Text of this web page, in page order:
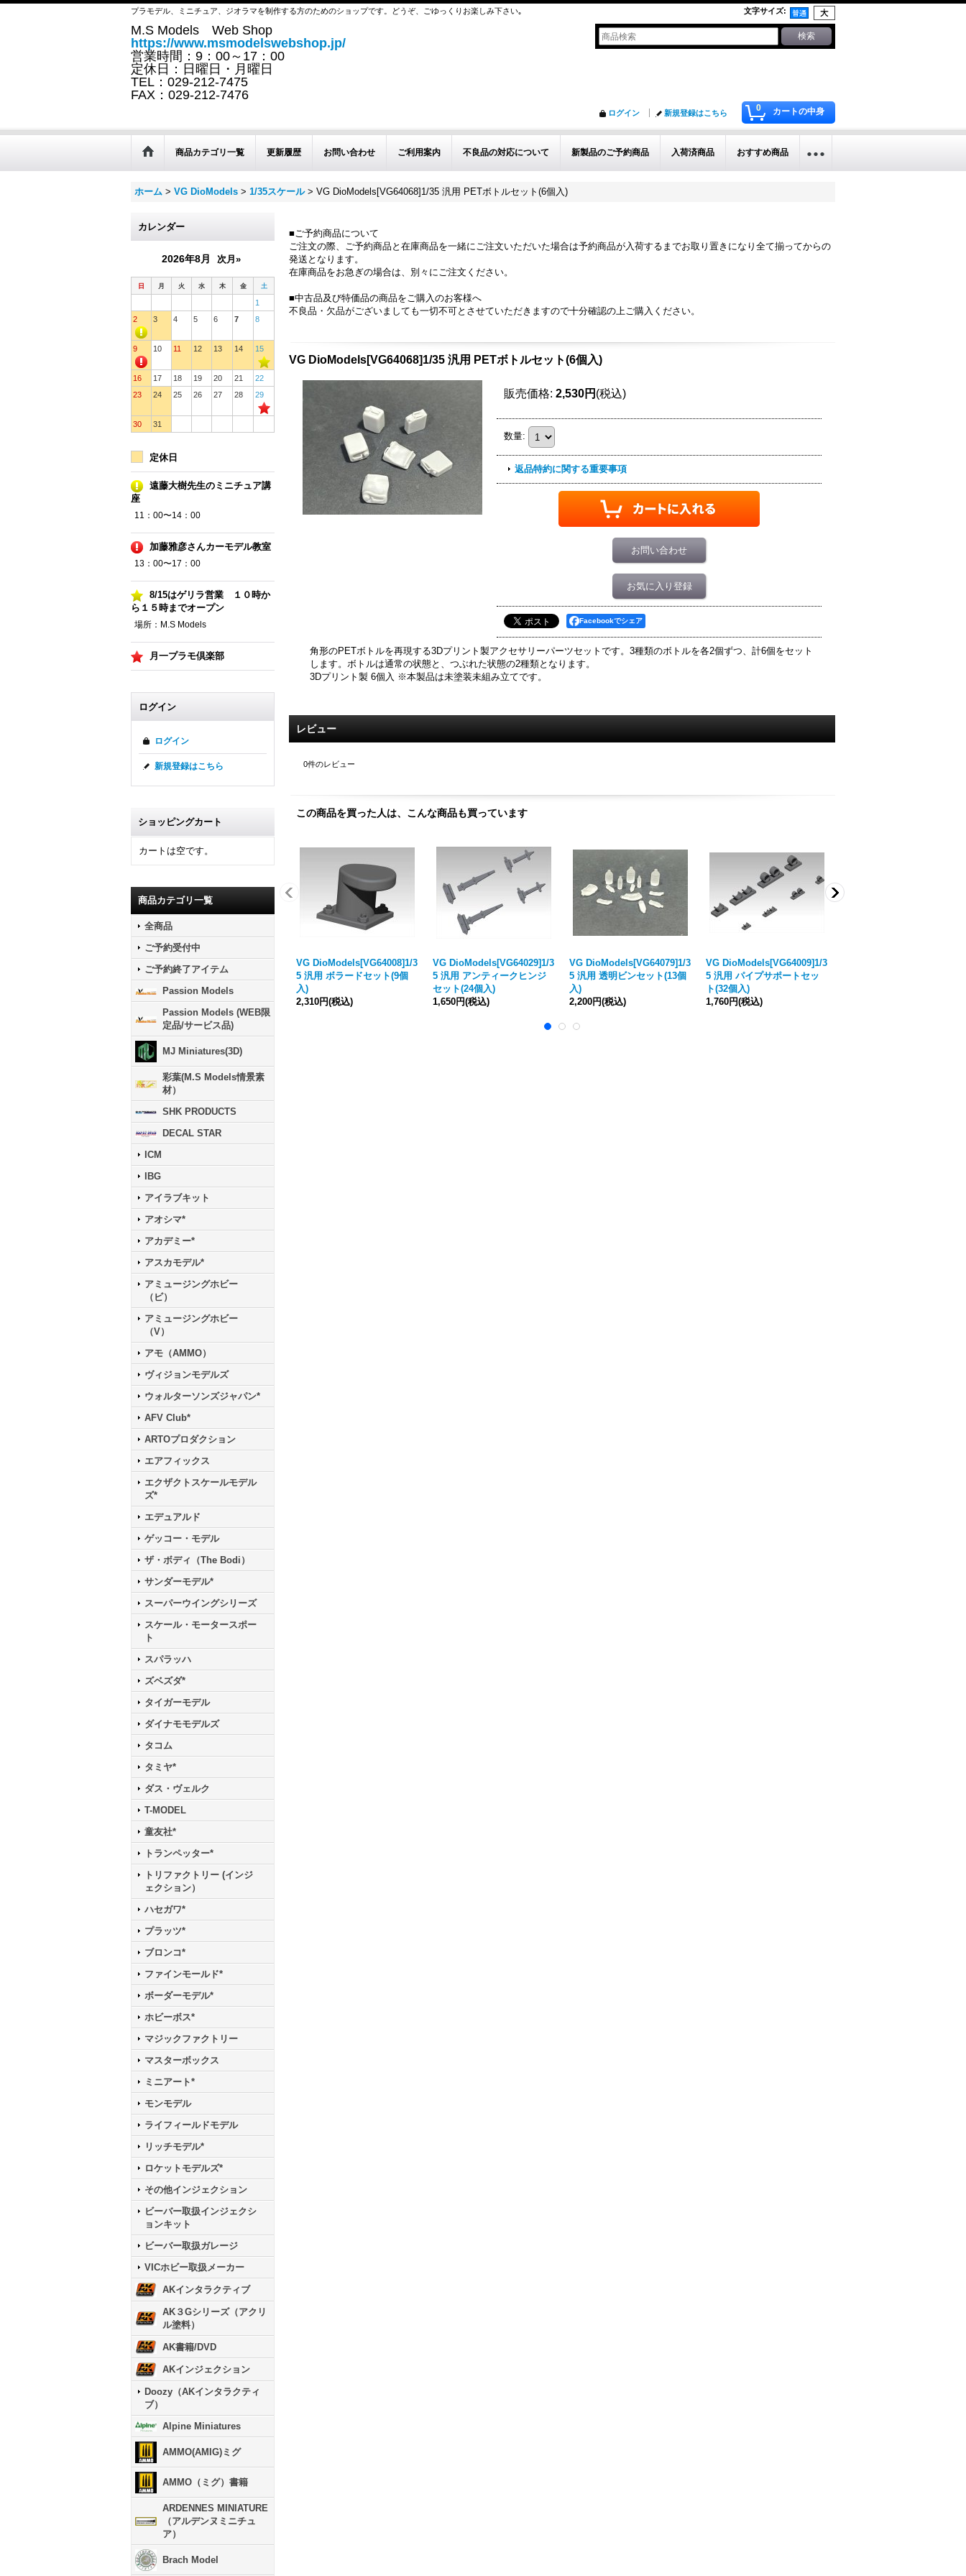
プラモデル、ミニチュア、ジオラマを制作する方のためのショップです。どうぞ、ごゆっくりお楽しみ下さい｡ 文字サイズ:
M.S Models Web Shop
https://www.msmodelswebshop.jp/
営業時間：9：00～17：00
定休日：日曜日・月曜日
TEL：029-212-7475
FAX：029-212-7476
0 カートの中身
ログイン 新規登録はこちら
商品カテゴリ一覧 更新履歴 お問い合わせ ご利用案内 不良品の対応について 新製品のご予約商品 入荷済商品 おすすめ商品
ホーム > VG DioModels > 1/35スケール > VG DioModels[VG64068]1/35 汎用 PETボトルセット(6個入)
カレンダー
2026年8月 次月»
日 月 火 水 木 金 土
1
2
3 4 5 6 7 8
9 10 11 12 13 14 15
16 17 18 19 20 21
22
23
24 25 26 27 28 29
30 31
定休日
遠藤大樹先生のミニチュア講
座
11：00〜14：00
加藤雅彦さんカーモデル教室
13：00〜17：00
8/15はゲリラ営業 １０時か
ら１５時までオープン
場所：M.S Models
月一プラモ倶楽部
ログイン
ログイン
新規登録はこちら
ショッピングカート
カートは空です。
商品カテゴリ一覧
全商品
ご予約受付中
ご予約終了アイテム
Passion Models
Passion Models (WEB限
定品/サービス品)
MJ Miniatures(3D)
彩葉(M.S Models情景素
材）
SHK PRODUCTS
DECAL STAR
ICM
IBG
アイラブキット
アオシマ*
アカデミー*
アスカモデル*
アミュージングホビー
（ビ）
アミュージングホビー
（V）
アモ（AMMO）
ヴィジョンモデルズ
ウォルターソンズジャパン*
AFV Club*
ARTOプロダクション
エアフィックス
エクザクトスケールモデル
ズ*
エデュアルド
ゲッコー・モデル
ザ・ボディ（The Bodi）
サンダーモデル*
スーパーウイングシリーズ
スケール・モータースポー
ト
スパラッハ
ズベズダ*
タイガーモデル
ダイナモモデルズ
タコム
タミヤ*
ダス・ヴェルク
T-MODEL
童友社*
トランペッター*
トリファクトリー (インジ
ェクション）
ハセガワ*
プラッツ*
ブロンコ*
ファインモールド*
ボーダーモデル*
ホビーボス*
マジックファクトリー
マスターボックス
ミニアート*
モンモデル
ライフィールドモデル
リッチモデル*
ロケットモデルズ*
その他インジェクション
ビーバー取扱インジェクシ
ョンキット
ビーバー取扱ガレージ
VICホビー取扱メーカー
AKインタラクティブ
AK３Gシリーズ（アクリ
ル塗料）
AK書籍/DVD
AKインジェクション
Doozy（AKインタラクティ
ブ）
Alpine Miniatures
AMMO(AMIG)ミグ
AMMO（ミグ）書籍
ARDENNES MINIATURE
（アルデンヌミニチュ
ア）
Brach Model
■ご予約商品について
ご注文の際、ご予約商品と在庫商品を一緒にご注文いただいた場合は予約商品が入荷するまでお取り置きになり全て揃ってからの
発送となります。
在庫商品をお急ぎの場合は、別々にご注文ください。
■中古品及び特価品の商品をご購入のお客様へ
不良品・欠品がございましても一切不可とさせていただきますので十分確認の上ご購入ください。
VG DioModels[VG64068]1/35 汎用 PETボトルセット(6個入)
販売価格: 2,530円 (税込)
数量:
返品特約に関する重要事項
お問い合わせ
お気に入り登録
Facebookでシェア
角形のPETボトルを再現する3Dプリント製アクセサリーパーツセットです。3種類のボトルを各2個ずつ、計6個をセット
します。ボトルは通常の状態と、つぶれた状態の2種類となります。
3Dプリント製 6個入 ※本製品は未塗装未組み立てです。
レビュー
0件のレビュー
この商品を買った人は、こんな商品も買っています
VG DioModels[VG64008]1/3
5 汎用 ボラードセット(9個
入)
2,310円(税込)
VG DioModels[VG64029]1/3
5 汎用 アンティークヒンジ
セット(24個入)
1,650円(税込)
VG DioModels[VG64079]1/3
5 汎用 透明ビンセット(13個
入)
2,200円(税込)
VG DioModels[VG64009]1/3
5 汎用 パイプサポートセッ
ト(32個入)
1,760円(税込)